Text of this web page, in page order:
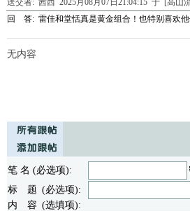
送交者: 茜西 2025月08月07日21:04:15 于 [高山
回 答: 雷佳和堂恬真是黄金组合！也特别喜欢他
无内容
笔 名 (必选项):
标 题 (必选项):
内 容 (选填项):